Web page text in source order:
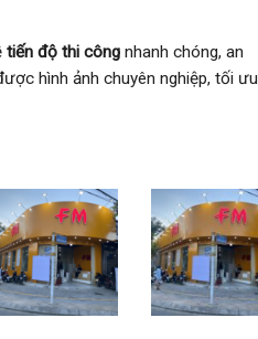
tiến độ thi công nhanh chóng, an
hình ảnh chuyên nghiệp, tối ưu